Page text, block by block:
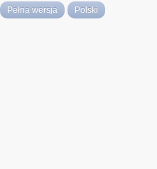
Pełna wersja Polski